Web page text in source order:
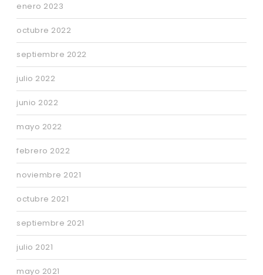
enero 2023
octubre 2022
septiembre 2022
julio 2022
junio 2022
mayo 2022
febrero 2022
noviembre 2021
octubre 2021
septiembre 2021
julio 2021
mayo 2021